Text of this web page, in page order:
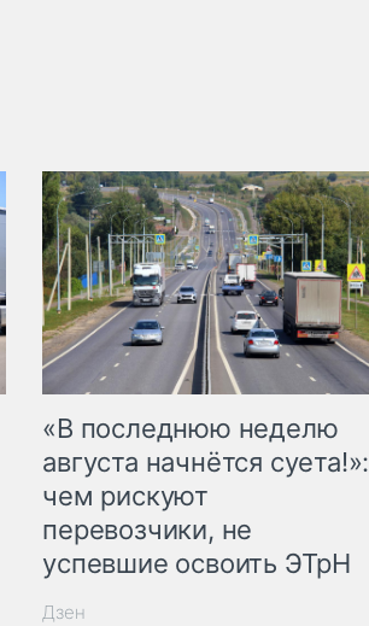
«В последнюю неделю
августа начнётся суета!»:
чем рискуют
перевозчики, не
успевшие освоить ЭТрН
Дзен